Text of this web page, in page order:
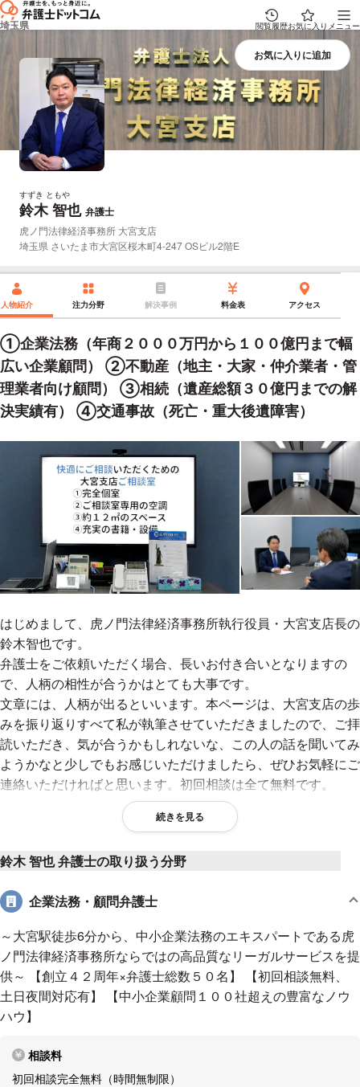
埼玉県 閲覧履歴お気に入り メニュー
すずき ともや
鈴木 智也 弁護士
所属事務所：
虎ノ門法律経済事務所 大宮支店
所在地：
埼玉県 さいたま市大宮区桜木町4-247 OSビル2階E
人物紹介 注力分野 解決事例 料金表 アクセス
①企業法務（年商２０００万円から１００億円まで幅
広い企業顧問） ②不動産（地主・大家・仲介業者・管
理業者向け顧問） ③相続（遺産総額３０億円までの解
決実績有） ④交通事故（死亡・重大後遺障害）
はじめまして、虎ノ門法律経済事務所執行役員・大宮支店長の
鈴木智也です。
弁護士をご依頼いただく場合、長いお付き合いとなりますの
で、人柄の相性が合うかはとても大事です。
文章には、人柄が出るといいます。本ページは、大宮支店の歩
みを振り返りすべて私が執筆させていただきましたので、ご拝
読いただき、気が合うかもしれないな、この人の話を聞いてみ
ようかなと少しでもお感じいただけましたら、ぜひお気軽にご
連絡いただければと思います。初回相談は全て無料です。
重大交通事故を中心に発展してきた事務所です。現在は、弁護
士約９０名が所属しております。
大宮支店は、全国で２番目に設立された支店です。
私は、鴻巣市で生まれ川口市で過ごした埼玉県民であり、ふる
さと埼玉の皆様のお悩みを解決したいと考えていたことから、
２０１３年より大宮支店長を務めております。
私は、司法試験民事系上位４％で合格するなど、弁護士を志し
た頃から民事系に関心を有しておりましたので、企業法務、不
取扱分野
続きを見る
鈴木 智也 弁護士の取り扱う分野
企業法務・顧問弁護士
～大宮駅徒歩6分から、中小企業法務のエキスパートである虎
ノ門法律経済事務所ならではの高品質なリーガルサービスを提
供～ 【創立４２周年×弁護士総数５０名】 【初回相談無料、
土日夜間対応有】 【中小企業顧問１００社超えの豊富なノウ
ハウ】
相談料
初回相談完全無料（時間無制限）